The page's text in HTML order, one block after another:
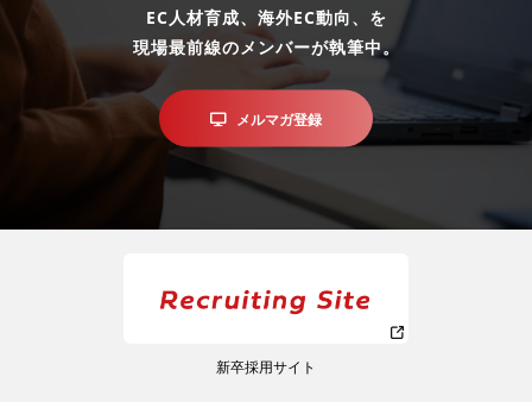
EC人材育成、海外EC動向、を
現場最前線のメンバーが執筆中。
メルマガ登録
新卒採用サイト